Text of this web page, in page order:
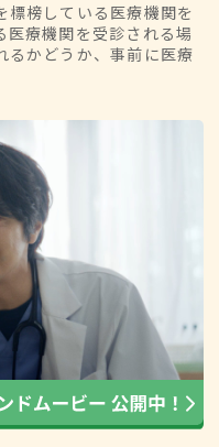
榜している医療機関を
医療機関を受診される場
るかどうか、事前に医療